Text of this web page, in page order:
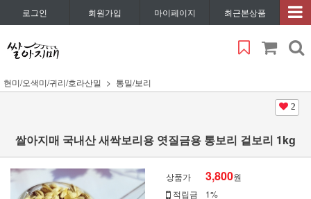
로그인 회원가입 마이페이지 최근본상품
현미/오색미/귀리/호라산밀 통밀/보리
2
쌀아지매 국내산 새싹보리용 엿질금용 통보리 겉보리 1kg
상품가 3,800원
적립금
1%